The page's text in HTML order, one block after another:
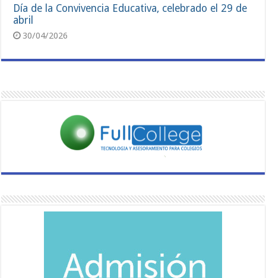
Día de la Convivencia Educativa, celebrado el 29 de
abril
30/04/2026